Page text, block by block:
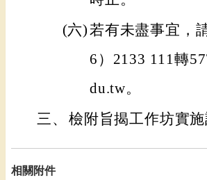
(六)若有未盡事宜，
6）2133 111轉
du.tw。
三、 檢附旨揭工作坊實施
相關附件